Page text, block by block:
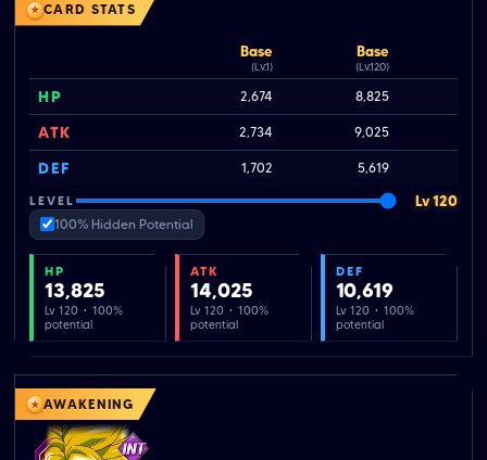
CARD STATS
Base
(Lv.1)
Base
(Lv.120)
HP 2,674 8,825
ATK 2,734 9,025
DEF 1,702 5,619
LEVEL Lv 120
100% Hidden Potential
HP
13,825
Lv 120 · 100%
potential
ATK
14,025
Lv 120 · 100%
potential
DEF
10,619
Lv 120 · 100%
potential
AWAKENING